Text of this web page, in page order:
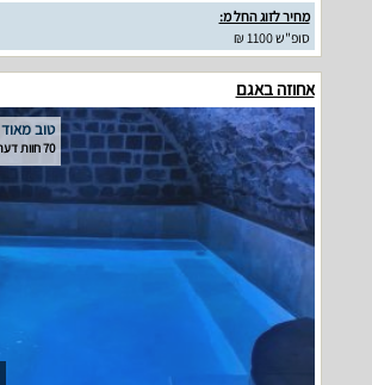
מחיר לזוג החל מ:
סופ"ש 1100 ₪
אחוזה באגם
טוב מאוד
70 חוות דעת אמיתיות